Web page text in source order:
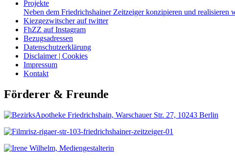
Projekte
Neben dem Friedrichshainer Zeitzeiger konzipieren und realisieren
Kiezgezwitscher auf twitter
FhZZ auf Instagram
Bezugsadressen
Datenschutzerklärung
Disclaimer | Cookies
Impressum
Kontakt
Förderer & Freunde